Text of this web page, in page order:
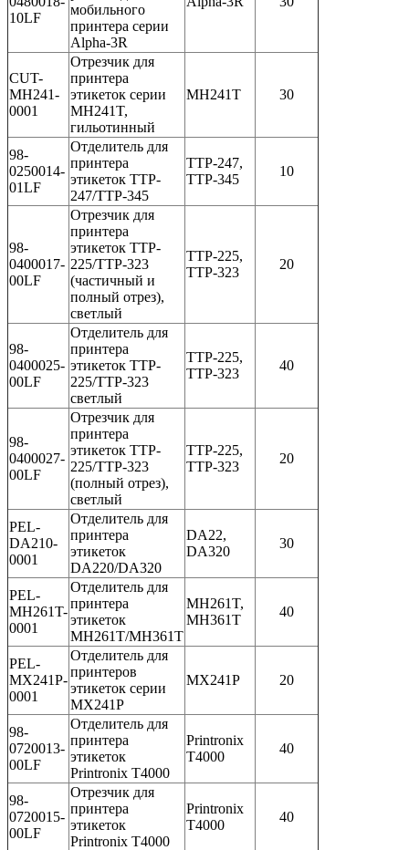
10LF
мобильного
принтера серии
Alpha-3R
CUT-
MH241-
0001
Отрезчик для
принтера
этикеток серии
MH241T,
гильотинный
MH241T 30
98-
0250014-
01LF
Отделитель для
принтера
этикеток TTP-
247/TTP-345
TTP-247,
TTP-345
10
98-
0400017-
00LF
Отрезчик для
принтера
этикеток TTP-
225/TTP-323
(частичный и
полный отрез),
светлый
TTP-225,
TTP-323
20
98-
0400025-
00LF
Отделитель для
принтера
этикеток TTP-
225/TTP-323
светлый
TTP-225,
TTP-323
40
98-
0400027-
00LF
Отрезчик для
принтера
этикеток TTP-
225/TTP-323
(полный отрез),
светлый
TTP-225,
TTP-323
20
PEL-
DA210-
0001
Отделитель для
принтера
этикеток
DA220/DA320
DA22,
DA320
30
PEL-
MH261T-
0001
Отделитель для
принтера
этикеток
MH261T/MH361T
MH261T,
MH361T
40
PEL-
MX241P-
0001
Отделитель для
принтеров
этикеток серии
MX241P
MX241P 20
98-
0720013-
00LF
Отделитель для
принтера
этикеток
Printronix T4000
Printronix
T4000
40
98-
0720015-
00LF
Отрезчик для
принтера
этикеток
Printronix T4000
Printronix
T4000
40